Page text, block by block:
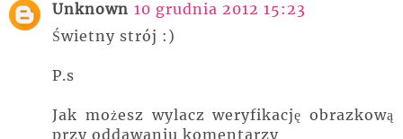
Unknown 10 grudnia 2012 15:23
Świetny strój :)
P.s
Jak możesz wylacz weryfikację obrazkową
przy oddawaniu komentarzy